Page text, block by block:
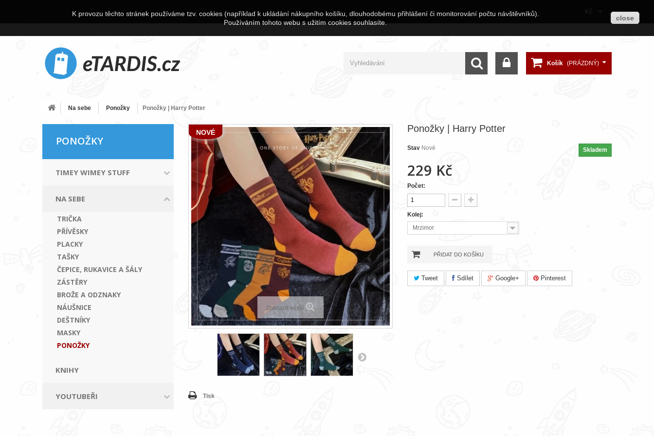
Košík (PRÁZDNÝ)
Na sebe Ponožky Ponožky | Harry Potter
PONOŽKY
TIMEY WIMEY STUFF
NA SEBE
TRIČKA
PŘÍVĚSKY
PLACKY
TAŠKY
ČEPICE, RUKAVICE A ŠÁLY
ZÁSTĚRY
BROŽE A ODZNAKY
NÁUŠNICE
DEŠTNÍKY
MASKY
PONOŽKY
KNIHY
YOUTUBEŘI
NOVÉ
Zobrazit větší
Ponožky | Harry Potter
Skladem
Stav Nové
229 Kč
Počet:
Kolej:
Mrzimor
PŘIDAT DO KOŠÍKU
Tweet Sdílet Google+ Pinterest
Tisk
K provozu těchto stránek používáme tzv. cookies (například k ukládání nákupního košíku, dlouhodobému přihlášení či monitorování počtu návštěvníků).
Používáním tohoto webu s užitím cookies souhlasíte.
close